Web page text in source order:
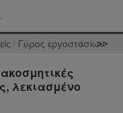
Γύρος εργοστασίων
>>
λεκιασμένο